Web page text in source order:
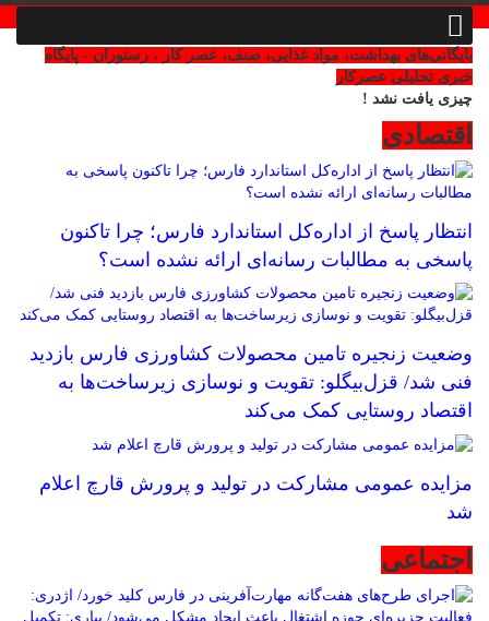
بایگانی‌های بهداشت، مواد غذایی، صنف، عصر کار ، رستوران - پایگاه
خبری تحلیلی عصرکار
چیزی یافت نشد !
اقتصادی
انتظار پاسخ از اداره‌کل استاندارد فارس؛ چرا تاکنون
پاسخی به مطالبات رسانه‌ای ارائه نشده است؟
وضعیت زنجیره تامین محصولات کشاورزی فارس بازدید
فنی شد/ قزل‌بیگلو: تقویت و نوسازی زیرساخت‌ها به
اقتصاد روستایی کمک می‌کند
مزایده عمومی مشارکت در تولید و پرورش قارچ اعلام
شد
اجتماعی